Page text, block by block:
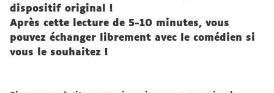
dispositif original !
Après cette lecture de 5-10 minutes, vous
pouvez échanger librement avec le comédien si
vous le souhaitez !